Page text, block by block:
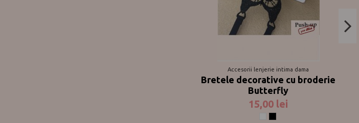
Accesorii lenjerie intima dama
Bretele decorative cu broderie
Butterfly
15,00 lei
AlbNegru